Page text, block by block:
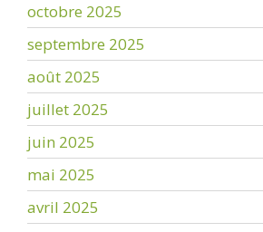
octobre 2025
septembre 2025
août 2025
juillet 2025
juin 2025
mai 2025
avril 2025